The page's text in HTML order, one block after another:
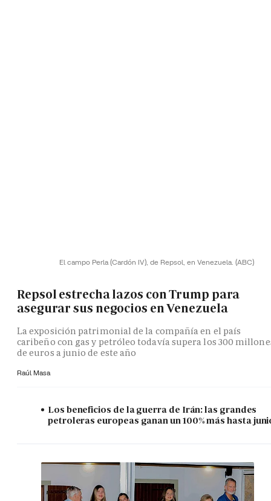
El campo Perla (Cardón IV), de Repsol, en Venezuela. (ABC)
Repsol estrecha lazos con Trump para
asegurar sus negocios en Venezuela
La exposición patrimonial de la compañía en el país
caribeño con gas y petróleo todavía supera los 300
de euros a junio de este año
Raúl Masa
Los beneficios de la guerra de Irán: las grandes
petroleras europeas ganan un 100% más hasta